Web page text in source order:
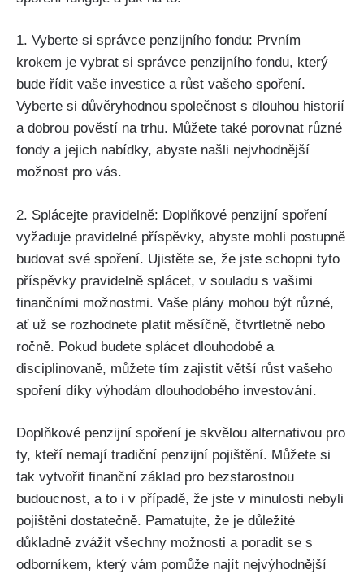
1. Vyberte si správce penzijního fondu: Prvním
krokem je vybrat si správce penzijního fondu, který
bude řídit vaše investice a růst vašeho spoření.
Vyberte si důvěryhodnou společnost s dlouhou historií
a dobrou pověstí na trhu. Můžete také porovnat různé
fondy a jejich nabídky, abyste našli nejvhodnější
možnost pro vás.
2. Splácejte pravidelně: Doplňkové penzijní spoření
vyžaduje pravidelné příspěvky, abyste mohli postupně
budovat své spoření. Ujistěte se, že jste schopni tyto
příspěvky pravidelně splácet, v souladu s vašimi
finančními možnostmi. Vaše plány mohou být různé,
ať už se rozhodnete platit měsíčně, čtvrtletně nebo
ročně. Pokud budete splácet dlouhodobě a
disciplinovaně, můžete tím zajistit větší růst vašeho
spoření díky výhodám dlouhodobého investování.
Doplňkové penzijní spoření je skvělou alternativou pro
ty, kteří nemají tradiční penzijní pojištění. Můžete si
tak vytvořit finanční základ pro bezstarostnou
budoucnost, a to i v případě, že jste v minulosti nebyli
pojištěni dostatečně. Pamatujte, že je důležité
důkladně zvážit všechny možnosti a poradit se s
odborníkem, který vám pomůže najít nejvýhodnější